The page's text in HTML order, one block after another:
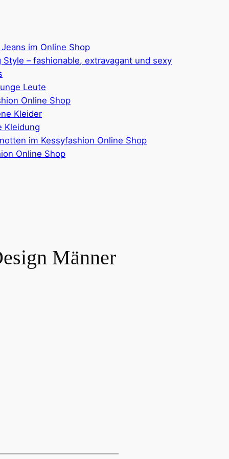
im Online Shop
Style – fashionable, extravagant und sexy
Leute
Online Shop
Kleider
Kleidung
im Kessyfashion Online Shop
Online Shop
Männer